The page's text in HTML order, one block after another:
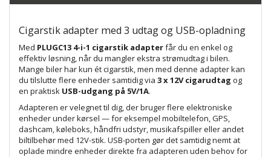
Cigarstik adapter med 3 udtag og USB-opladning
Med PLUGC13 4-i-1 cigarstik adapterfår du en enkel og
effektiv løsning, når du mangler ekstra strømudtag i bilen.
Mange biler har kun ét cigarstik, men med denne adapter kan
du tilslutte flere enheder samtidig via 3 x 12V cigarudtag og
en praktisk USB-udgang på 5V/1A.
Adapteren er velegnet til dig, der bruger flere elektroniske
enheder under kørsel — for eksempel mobiltelefon, GPS,
dashcam, køleboks, håndfri udstyr, musikafspiller eller andet
biltilbehør med 12V-stik. USB-porten gør det samtidig nemt at
oplade mindre enheder direkte fra adapteren uden behov for